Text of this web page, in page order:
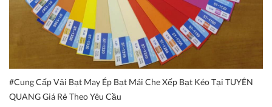
#Cung Cấp Vải Bạt May Ép Bạt Mái Che Xếp Bạt Kéo Tại TUYÊN
QUANG Giá Rẻ Theo Yêu Cầu